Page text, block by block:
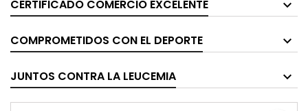
CERTIFICADO COMERCIO EXCELENTE
COMPROMETIDOS CON EL DEPORTE
JUNTOS CONTRA LA LEUCEMIA